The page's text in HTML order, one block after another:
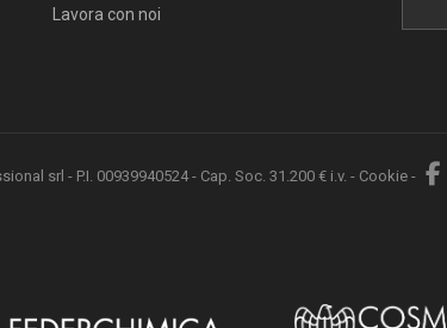
Lavora con noi
srl - P.I. 00939940524 - Cap. Soc. 31.200 € i.v. - Cookie -